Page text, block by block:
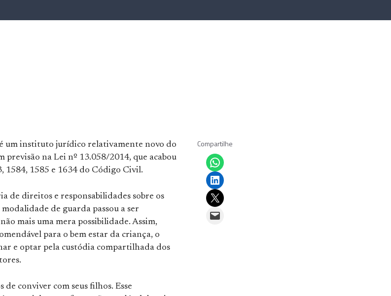
um instituto jurídico relativamente novo do
previsão na Lei nº 13.058/2014, que acabou
1584, 1585 e 1634 do Código Civil.
de direitos e responsabilidades sobre os
de guarda passou a ser
mais uma mera possibilidade. Assim,
para o bem estar da criança, o
e optar pela custódia compartilhada dos
conviver com seus filhos. Esse
Compartilhe
Share on WhatsApp
Share on LinkedIn
Email this Page
Email this Page